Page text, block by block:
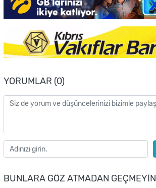
YORUMLAR (0)
BUNLARA GÖZ ATMADAN GEÇMEYIN